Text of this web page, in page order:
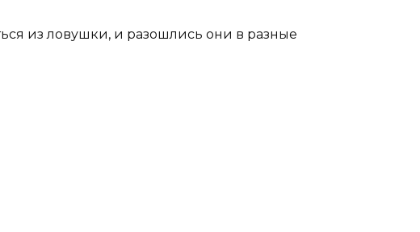
из ловушки, и разошлись они в разные